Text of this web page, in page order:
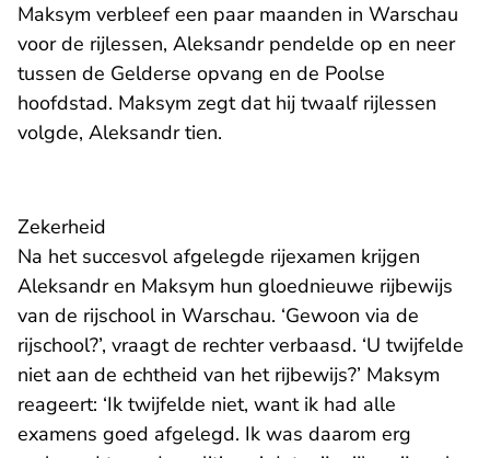
Maksym verbleef een paar maanden in Warschau
voor de rijlessen, Aleksandr pendelde op en neer
tussen de Gelderse opvang en de Poolse
hoofdstad. Maksym zegt dat hij twaalf rijlessen
volgde, Aleksandr tien.
Zekerheid
Na het succesvol afgelegde rijexamen krijgen
Aleksandr en Maksym hun gloednieuwe rijbewijs
van de rijschool in Warschau. ‘Gewoon via de
rijschool?’, vraagt de rechter verbaasd. ‘U twijfelde
niet aan de echtheid van het rijbewijs?’ Maksym
reageert: ‘Ik twijfelde niet, want ik had alle
examens goed afgelegd. Ik was daarom erg